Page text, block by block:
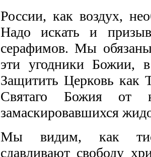
России, как воздух,
Надо искать и
серафимов. Мы
эти угодники Божии,
Защитить Церковь как
Святаго Божия от
замаскировавшихся
Мы видим, как
сдавливают свободу